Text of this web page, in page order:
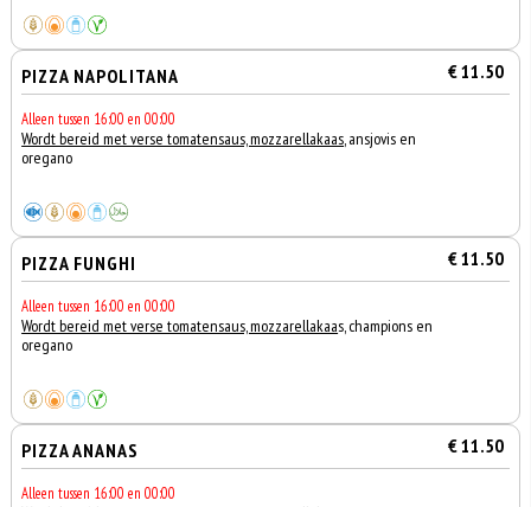
PIZZA NAPOLITANA € 11.50
Alleen tussen 16:00 en 00:00
Wordt bereid met verse tomatensaus, mozzarellakaas, ansjovis en
oregano
PIZZA FUNGHI € 11.50
Alleen tussen 16:00 en 00:00
Wordt bereid met verse tomatensaus, mozzarellakaas, champions en
oregano
PIZZA ANANAS € 11.50
Alleen tussen 16:00 en 00:00